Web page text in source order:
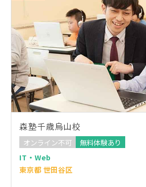
森塾千歳烏山校
オンライン不可
無料体験あり
IT・Web
東京都 世田谷区